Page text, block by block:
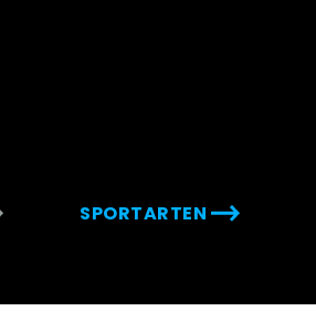
SPORTARTEN